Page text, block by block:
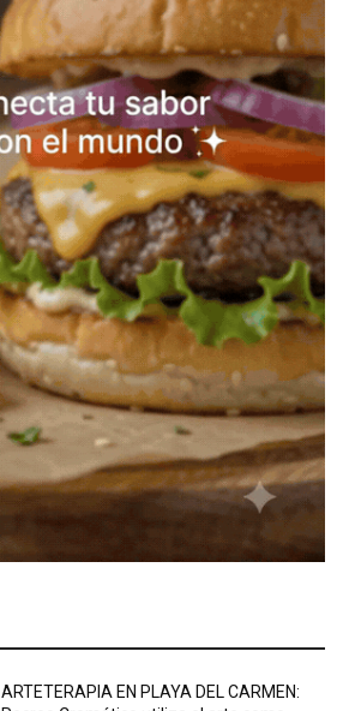
ARTETERAPIA EN PLAYA DEL CARMEN: